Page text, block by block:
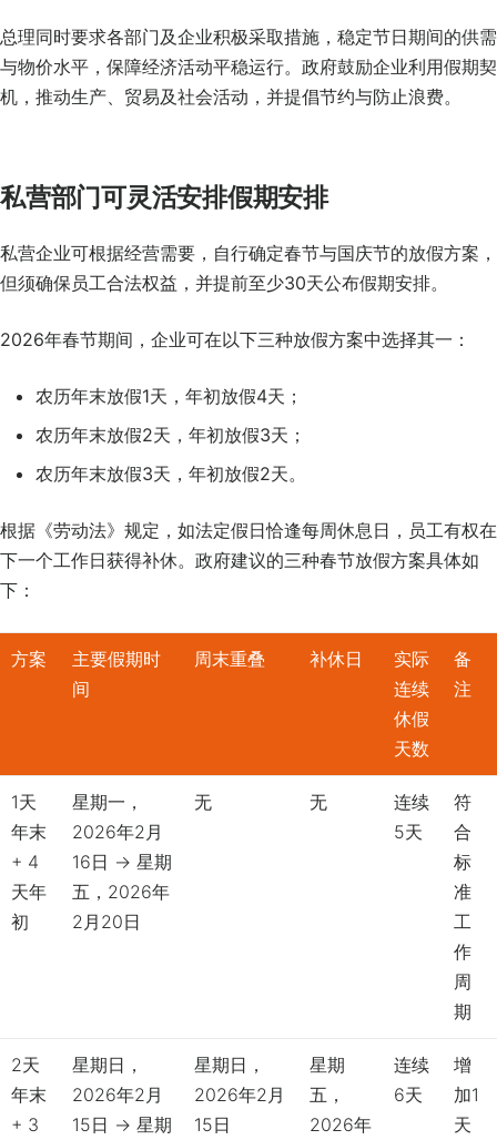
总理同时要求各部门及企业积极采取措施，稳定节日期间的供需
与物价水平，保障经济活动平稳运行。政府鼓励企业利用假期契
机，推动生产、贸易及社会活动，并提倡节约与防止浪费。
私营部门可灵活安排假期安排
私营企业可根据经营需要，自行确定春节与国庆节的放假方案，
但须确保员工合法权益，并提前至少30天公布假期安排。
2026年春节期间，企业可在以下三种放假方案中选择其一：
农历年末放假1天，年初放假4天；
农历年末放假2天，年初放假3天；
农历年末放假3天，年初放假2天。
根据《劳动法》规定，如法定假日恰逢每周休息日，员工有权在
下一个工作日获得补休。政府建议的三种春节放假方案具体如
下：
方案
主要假期时
间
周末重叠 补休日
实际
连续
休假
天数
备
注
1天
年末
+ 4
天年
初
星期一，
2026年2月
16日 → 星期
五，2026年
2月20日
无 无
连续
5天
符
合
标
准
工
作
周
期
2天
年末
+ 3
星期日，
2026年2月
15日 → 星期
星期日，
2026年2月
15日
星期
五，
2026年
连续
6天
增
加1
天